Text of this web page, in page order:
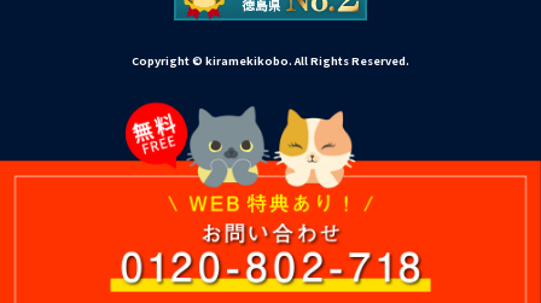
Copyright © kiramekikobo. All Rights Reserved.